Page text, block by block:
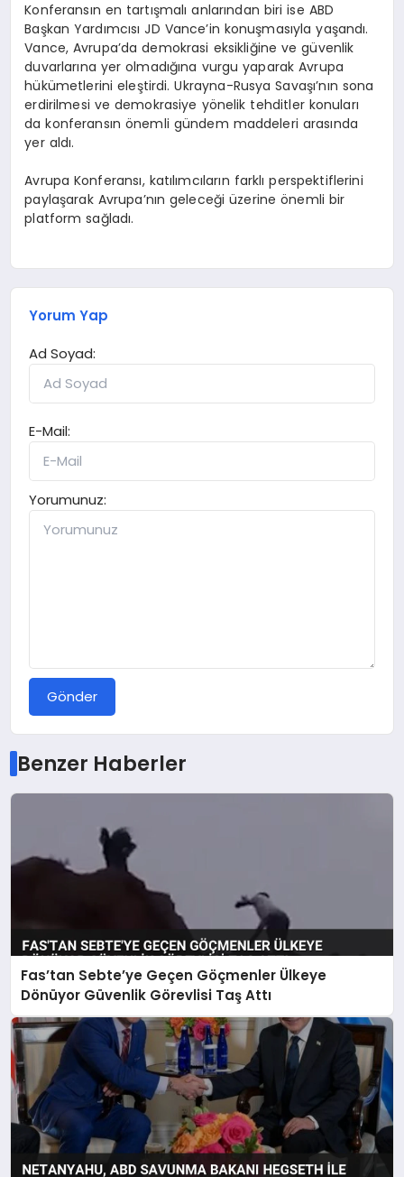
Konferansın en tartışmalı anlarından biri ise ABD
Başkan Yardımcısı JD Vance’in konuşmasıyla yaşandı.
Vance, Avrupa’da demokrasi eksikliğine ve güvenlik
duvarlarına yer olmadığına vurgu yaparak Avrupa
hükümetlerini eleştirdi. Ukrayna-Rusya Savaşı’nın sona
erdirilmesi ve demokrasiye yönelik tehditler konuları
da konferansın önemli gündem maddeleri arasında
yer aldı.
Avrupa Konferansı, katılımcıların farklı perspektiflerini
paylaşarak Avrupa’nın geleceği üzerine önemli bir
platform sağladı.
Yorum Yap
Ad Soyad:
E-Mail:
Yorumunuz:
Gönder
Benzer Haberler
Fas’tan Sebte’ye Geçen Göçmenler Ülkeye
Dönüyor Güvenlik Görevlisi Taş Attı